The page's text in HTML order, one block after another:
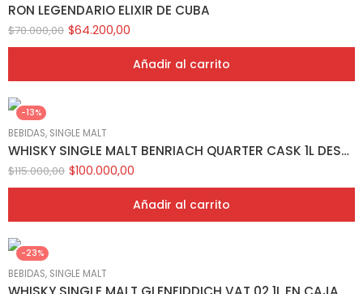
RON LEGENDARIO ELIXIR DE CUBA
$70.000,00 $64.200,00
Añadir al carrito
-13%
BEBIDAS, SINGLE MALT
WHISKY SINGLE MALT BENRIACH QUARTER CASK 1L DESNUDO
$115.000,00 $100.000,00
Añadir al carrito
-23%
BEBIDAS, SINGLE MALT